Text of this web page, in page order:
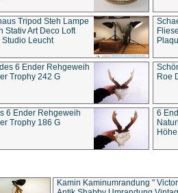
Tripod Steh Lampe
Stativ Art Deco Loft
Leucht
6 Ender Rehgeweih
Trophy 242 G
Roe
6 Ender Rehgeweih
Trophy 186 G
6
Kamin Kaminumrandung "